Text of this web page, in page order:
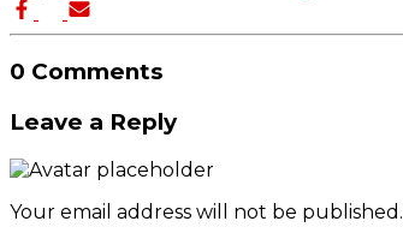
0 Comments
Leave a Reply
Your email address will not be published.